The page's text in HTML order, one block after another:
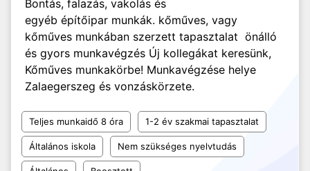
Bontás, falazás, vakolás és
egyéb építőipar munkák. kőműves, vagy
kőműves munkában szerzett tapasztalat önálló
és gyors munkavégzés Új kollegákat keresünk,
Kőműves munkakörbe! Munkavégzése helye
Zalaegerszeg és vonzáskörzete.
Teljes munkaidő 8 óra 1-2 év szakmai tapasztalat
Általános iskola Nem szükséges nyelvtudás